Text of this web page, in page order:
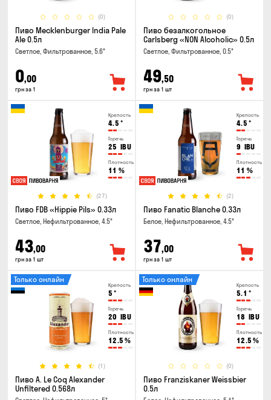
(0)
Пиво Mecklenburger India Pale
Ale 0.5л
Светлое, Фильтрованное, 5.6°
0,00
грн за 1
(0)
Пиво безалкогольное
Carlsberg «NON Alcoholic» 0.5л
Светлое, Фильтрованное, 0.5°
49,50
грн за 1 шт
Крепость
4.5 °
Горечь
25 IBU
Плотность
11 %
(27)
Пиво FDB «Hippie Pils» 0.33л
Светлое, Нефильтрованное, 4.5°
43,00
грн за 1 шт
Крепость
4.5 °
Горечь
9 IBU
Плотность
11 %
(2)
Пиво Fanatic Blanche 0.33л
Белое, Нефильтрованное, 4.5°
37,00
грн за 1 шт
Крепость
5 °
Горечь
20 IBU
Плотность
12.5 %
(1)
Только онлайн
Пиво A. Le Coq Alexander
Unfiltered 0.568л
Крепость
5.1 °
Горечь
18 IBU
Плотность
12.5 %
(0)
Только онлайн
Пиво Franziskaner Weissbier
0.5л